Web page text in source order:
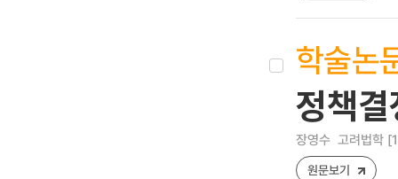
학술논
정책
장영수 고려법학
원문보기